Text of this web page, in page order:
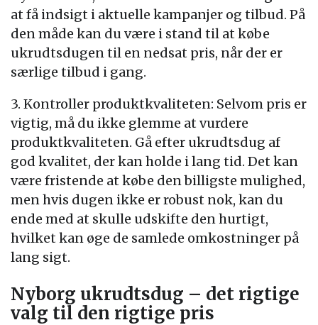
at få indsigt i aktuelle kampanjer og tilbud. På
den måde kan du være i stand til at købe
ukrudtsdugen til en nedsat pris, når der er
særlige tilbud i gang.
3. Kontroller produktkvaliteten: Selvom pris er
vigtig, må du ikke glemme at vurdere
produktkvaliteten. Gå efter ukrudtsdug af
god kvalitet, der kan holde i lang tid. Det kan
være fristende at købe den billigste mulighed,
men hvis dugen ikke er robust nok, kan du
ende med at skulle udskifte den hurtigt,
hvilket kan øge de samlede omkostninger på
lang sigt.
Nyborg ukrudtsdug – det rigtige
valg til den rigtige pris